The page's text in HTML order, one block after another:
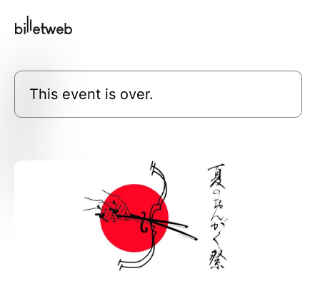
This event is over.